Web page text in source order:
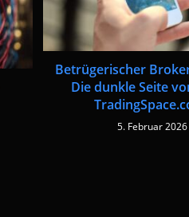
Betrügerischer
Die dunkle Seite
5. Februar 2026